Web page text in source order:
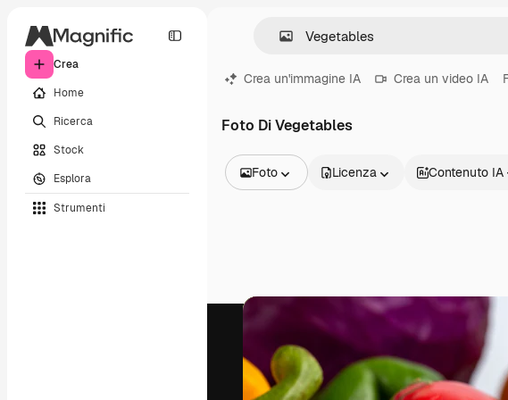
Crea
Home
Ricerca
Stock
Esplora
Strumenti
Crea un'immagine IA Crea un video IA
Foto Di Vegetables
Foto
Video
Clip video
Motion graphic
Modelli di video
Icone
Modelli 3D
Font
Licenza Contenuto IA